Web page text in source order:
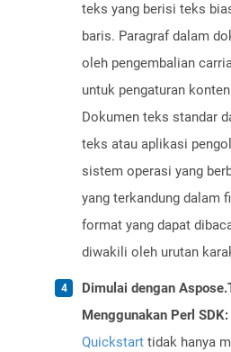
teks yang berisi teks
baris. Paragraf dalam
oleh pengembalian
untuk pengaturan
Dokumen teks standar
teks atau aplikasi
sistem operasi yang
yang terkandung dalam
format yang dapat
diwakili oleh urutan
Dimulai dengan
Menggunakan Perl
Quickstart tidak hanya